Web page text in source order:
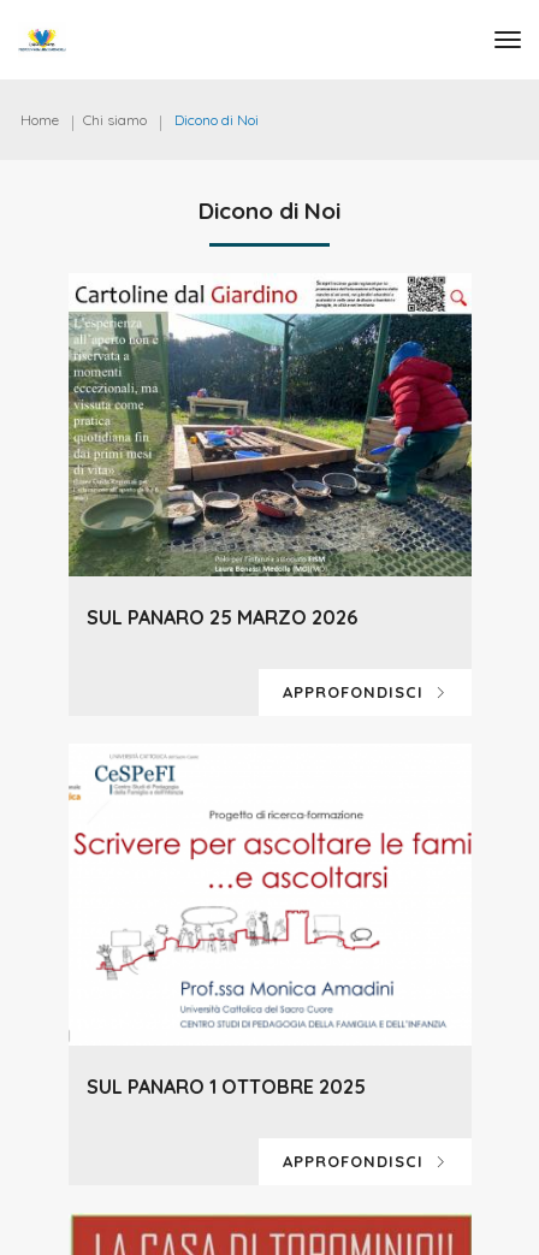
Home Chi siamo Dicono di Noi
Dicono di Noi
SUL PANARO 25 MARZO 2026
APPROFONDISCI
SUL PANARO 1 OTTOBRE 2025
APPROFONDISCI